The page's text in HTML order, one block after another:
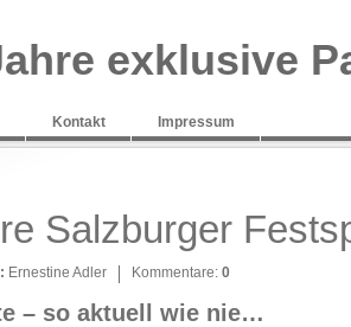
exklusive
Kontakt Impressum
Salzburger
Ernestine Adler Kommentare: 0
– so aktuell wie nie…